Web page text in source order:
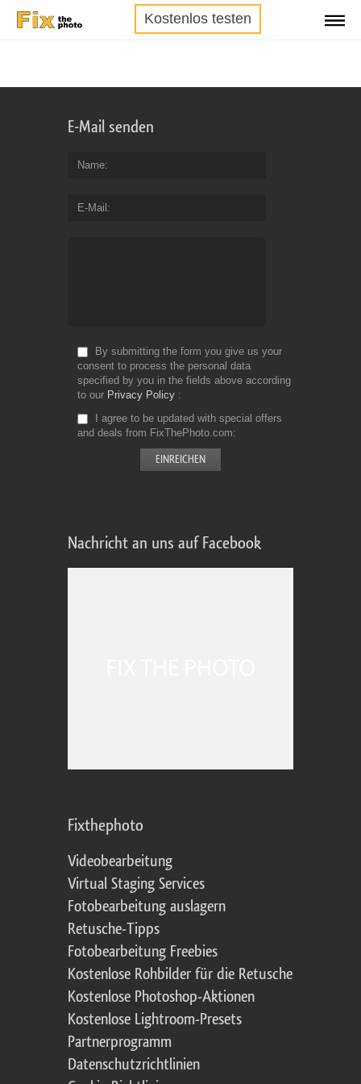
Kostenlos testen
E-Mail senden
Name
E-Mail
By submitting the form you give us your
consent to process the personal data
specified by you in the fields above according
to our Privacy Policy
I agree to be updated with special offers
and deals from FixThePhoto.com
Nachricht an uns auf Facebook
Fixthephoto
Videobearbeitung
Virtual Staging Services
Fotobearbeitung auslagern
Retusche-Tipps
Fotobearbeitung Freebies
Kostenlose Rohbilder für die Retusche
Kostenlose Photoshop-Aktionen
Kostenlose Lightroom-Presets
Partnerprogramm
Datenschutzrichtlinien